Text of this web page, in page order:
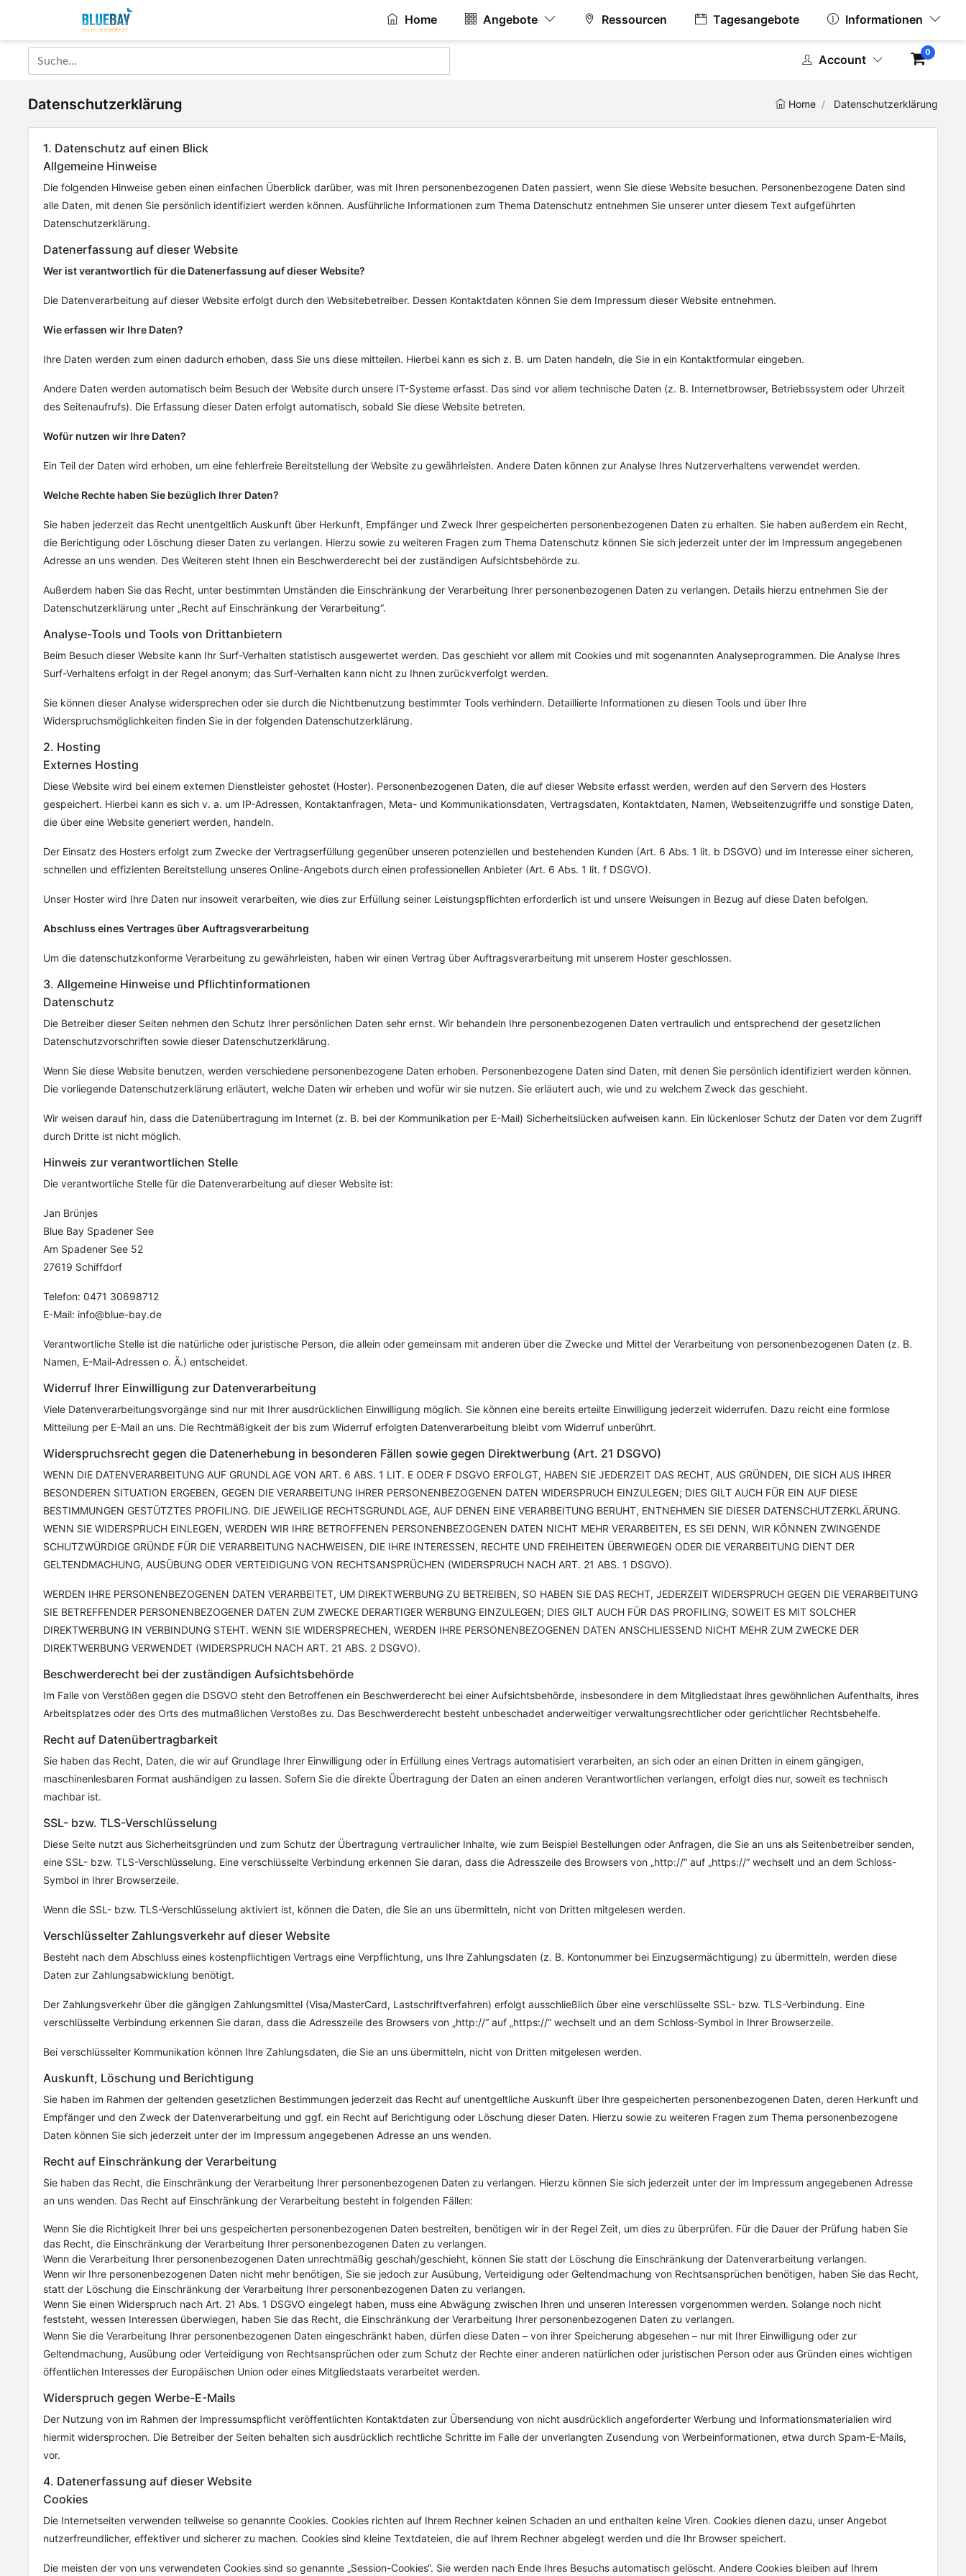
Home Angebote Ressourcen Tagesangebote Informationen
0
Account
Datenschutzerklärung Home Datenschutzerklärung
1. Datenschutz auf einen Blick
Allgemeine Hinweise
Die folgenden Hinweise geben einen einfachen Überblick darüber, was mit Ihren personenbezogenen Daten passiert, wenn Sie diese Website besuchen. Personenbezogene Daten sind
alle Daten, mit denen Sie persönlich identifiziert werden können. Ausführliche Informationen zum Thema Datenschutz entnehmen Sie unserer unter diesem Text aufgeführten
Datenschutzerklärung.
Datenerfassung auf dieser Website
Wer ist verantwortlich für die Datenerfassung auf dieser Website?
Die Datenverarbeitung auf dieser Website erfolgt durch den Websitebetreiber. Dessen Kontaktdaten können Sie dem Impressum dieser Website entnehmen.
Wie erfassen wir Ihre Daten?
Ihre Daten werden zum einen dadurch erhoben, dass Sie uns diese mitteilen. Hierbei kann es sich z. B. um Daten handeln, die Sie in ein Kontaktformular eingeben.
Andere Daten werden automatisch beim Besuch der Website durch unsere IT-Systeme erfasst. Das sind vor allem technische Daten (z. B. Internetbrowser, Betriebssystem oder Uhrzeit
des Seitenaufrufs). Die Erfassung dieser Daten erfolgt automatisch, sobald Sie diese Website betreten.
Wofür nutzen wir Ihre Daten?
Ein Teil der Daten wird erhoben, um eine fehlerfreie Bereitstellung der Website zu gewährleisten. Andere Daten können zur Analyse Ihres Nutzerverhaltens verwendet werden.
Welche Rechte haben Sie bezüglich Ihrer Daten?
Sie haben jederzeit das Recht unentgeltlich Auskunft über Herkunft, Empfänger und Zweck Ihrer gespeicherten personenbezogenen Daten zu erhalten. Sie haben außerdem ein Recht,
die Berichtigung oder Löschung dieser Daten zu verlangen. Hierzu sowie zu weiteren Fragen zum Thema Datenschutz können Sie sich jederzeit unter der im Impressum angegebenen
Adresse an uns wenden. Des Weiteren steht Ihnen ein Beschwerderecht bei der zuständigen Aufsichtsbehörde zu.
Außerdem haben Sie das Recht, unter bestimmten Umständen die Einschränkung der Verarbeitung Ihrer personenbezogenen Daten zu verlangen. Details hierzu entnehmen Sie der
Datenschutzerklärung unter „Recht auf Einschränkung der Verarbeitung“.
Analyse-Tools und Tools von Drittanbietern
Beim Besuch dieser Website kann Ihr Surf-Verhalten statistisch ausgewertet werden. Das geschieht vor allem mit Cookies und mit sogenannten Analyseprogrammen. Die Analyse Ihres
Surf-Verhaltens erfolgt in der Regel anonym; das Surf-Verhalten kann nicht zu Ihnen zurückverfolgt werden.
Sie können dieser Analyse widersprechen oder sie durch die Nichtbenutzung bestimmter Tools verhindern. Detaillierte Informationen zu diesen Tools und über Ihre
Widerspruchsmöglichkeiten finden Sie in der folgenden Datenschutzerklärung.
2. Hosting
Externes Hosting
Diese Website wird bei einem externen Dienstleister gehostet (Hoster). Personenbezogenen Daten, die auf dieser Website erfasst werden, werden auf den Servern des Hosters
gespeichert. Hierbei kann es sich v. a. um IP-Adressen, Kontaktanfragen, Meta- und Kommunikationsdaten, Vertragsdaten, Kontaktdaten, Namen, Webseitenzugriffe und sonstige Daten,
die über eine Website generiert werden, handeln.
Der Einsatz des Hosters erfolgt zum Zwecke der Vertragserfüllung gegenüber unseren potenziellen und bestehenden Kunden (Art. 6 Abs. 1 lit. b DSGVO) und im Interesse einer sicheren,
schnellen und effizienten Bereitstellung unseres Online-Angebots durch einen professionellen Anbieter (Art. 6 Abs. 1 lit. f DSGVO).
Unser Hoster wird Ihre Daten nur insoweit verarbeiten, wie dies zur Erfüllung seiner Leistungspflichten erforderlich ist und unsere Weisungen in Bezug auf diese Daten befolgen.
Abschluss eines Vertrages über Auftragsverarbeitung
Um die datenschutzkonforme Verarbeitung zu gewährleisten, haben wir einen Vertrag über Auftragsverarbeitung mit unserem Hoster geschlossen.
3. Allgemeine Hinweise und Pflichtinformationen
Datenschutz
Die Betreiber dieser Seiten nehmen den Schutz Ihrer persönlichen Daten sehr ernst. Wir behandeln Ihre personenbezogenen Daten vertraulich und entsprechend der gesetzlichen
Datenschutzvorschriften sowie dieser Datenschutzerklärung.
Wenn Sie diese Website benutzen, werden verschiedene personenbezogene Daten erhoben. Personenbezogene Daten sind Daten, mit denen Sie persönlich identifiziert werden können.
Die vorliegende Datenschutzerklärung erläutert, welche Daten wir erheben und wofür wir sie nutzen. Sie erläutert auch, wie und zu welchem Zweck das geschieht.
Wir weisen darauf hin, dass die Datenübertragung im Internet (z. B. bei der Kommunikation per E-Mail) Sicherheitslücken aufweisen kann. Ein lückenloser Schutz der Daten vor dem Zugriff
durch Dritte ist nicht möglich.
Hinweis zur verantwortlichen Stelle
Die verantwortliche Stelle für die Datenverarbeitung auf dieser Website ist:
Jan Brünjes
Blue Bay Spadener See
Am Spadener See 52
27619 Schiffdorf
Telefon: 0471 30698712
E-Mail: info@blue-bay.de
Verantwortliche Stelle ist die natürliche oder juristische Person, die allein oder gemeinsam mit anderen über die Zwecke und Mittel der Verarbeitung von personenbezogenen Daten (z. B.
Namen, E-Mail-Adressen o. Ä.) entscheidet.
Widerruf Ihrer Einwilligung zur Datenverarbeitung
Viele Datenverarbeitungsvorgänge sind nur mit Ihrer ausdrücklichen Einwilligung möglich. Sie können eine bereits erteilte Einwilligung jederzeit widerrufen. Dazu reicht eine formlose
Mitteilung per E-Mail an uns. Die Rechtmäßigkeit der bis zum Widerruf erfolgten Datenverarbeitung bleibt vom Widerruf unberührt.
Widerspruchsrecht gegen die Datenerhebung in besonderen Fällen sowie gegen Direktwerbung (Art. 21 DSGVO)
WENN DIE DATENVERARBEITUNG AUF GRUNDLAGE VON ART. 6 ABS. 1 LIT. E ODER F DSGVO ERFOLGT, HABEN SIE JEDERZEIT DAS RECHT, AUS GRÜNDEN, DIE SICH AUS IHRER
BESONDEREN SITUATION ERGEBEN, GEGEN DIE VERARBEITUNG IHRER PERSONENBEZOGENEN DATEN WIDERSPRUCH EINZULEGEN; DIES GILT AUCH FÜR EIN AUF DIESE
BESTIMMUNGEN GESTÜTZTES PROFILING. DIE JEWEILIGE RECHTSGRUNDLAGE, AUF DENEN EINE VERARBEITUNG BERUHT, ENTNEHMEN SIE DIESER DATENSCHUTZERKLÄRUNG.
WENN SIE WIDERSPRUCH EINLEGEN, WERDEN WIR IHRE BETROFFENEN PERSONENBEZOGENEN DATEN NICHT MEHR VERARBEITEN, ES SEI DENN, WIR KÖNNEN ZWINGENDE
SCHUTZWÜRDIGE GRÜNDE FÜR DIE VERARBEITUNG NACHWEISEN, DIE IHRE INTERESSEN, RECHTE UND FREIHEITEN ÜBERWIEGEN ODER DIE VERARBEITUNG DIENT DER
GELTENDMACHUNG, AUSÜBUNG ODER VERTEIDIGUNG VON RECHTSANSPRÜCHEN (WIDERSPRUCH NACH ART. 21 ABS. 1 DSGVO).
WERDEN IHRE PERSONENBEZOGENEN DATEN VERARBEITET, UM DIREKTWERBUNG ZU BETREIBEN, SO HABEN SIE DAS RECHT, JEDERZEIT WIDERSPRUCH GEGEN DIE VERARBEITUNG
SIE BETREFFENDER PERSONENBEZOGENER DATEN ZUM ZWECKE DERARTIGER WERBUNG EINZULEGEN; DIES GILT AUCH FÜR DAS PROFILING, SOWEIT ES MIT SOLCHER
DIREKTWERBUNG IN VERBINDUNG STEHT. WENN SIE WIDERSPRECHEN, WERDEN IHRE PERSONENBEZOGENEN DATEN ANSCHLIESSEND NICHT MEHR ZUM ZWECKE DER
DIREKTWERBUNG VERWENDET (WIDERSPRUCH NACH ART. 21 ABS. 2 DSGVO).
Beschwerderecht bei der zuständigen Aufsichtsbehörde
Im Falle von Verstößen gegen die DSGVO steht den Betroffenen ein Beschwerderecht bei einer Aufsichtsbehörde, insbesondere in dem Mitgliedstaat ihres gewöhnlichen Aufenthalts, ihres
Arbeitsplatzes oder des Orts des mutmaßlichen Verstoßes zu. Das Beschwerderecht besteht unbeschadet anderweitiger verwaltungsrechtlicher oder gerichtlicher Rechtsbehelfe.
Recht auf Datenübertragbarkeit
Sie haben das Recht, Daten, die wir auf Grundlage Ihrer Einwilligung oder in Erfüllung eines Vertrags automatisiert verarbeiten, an sich oder an einen Dritten in einem gängigen,
maschinenlesbaren Format aushändigen zu lassen. Sofern Sie die direkte Übertragung der Daten an einen anderen Verantwortlichen verlangen, erfolgt dies nur, soweit es technisch
machbar ist.
SSL- bzw. TLS-Verschlüsselung
Diese Seite nutzt aus Sicherheitsgründen und zum Schutz der Übertragung vertraulicher Inhalte, wie zum Beispiel Bestellungen oder Anfragen, die Sie an uns als Seitenbetreiber senden,
eine SSL- bzw. TLS-Verschlüsselung. Eine verschlüsselte Verbindung erkennen Sie daran, dass die Adresszeile des Browsers von „http://“ auf „https://“ wechselt und an dem Schloss-
Symbol in Ihrer Browserzeile.
Wenn die SSL- bzw. TLS-Verschlüsselung aktiviert ist, können die Daten, die Sie an uns übermitteln, nicht von Dritten mitgelesen werden.
Verschlüsselter Zahlungsverkehr auf dieser Website
Besteht nach dem Abschluss eines kostenpflichtigen Vertrags eine Verpflichtung, uns Ihre Zahlungsdaten (z. B. Kontonummer bei Einzugsermächtigung) zu übermitteln, werden diese
Daten zur Zahlungsabwicklung benötigt.
Der Zahlungsverkehr über die gängigen Zahlungsmittel (Visa/MasterCard, Lastschriftverfahren) erfolgt ausschließlich über eine verschlüsselte SSL- bzw. TLS-Verbindung. Eine
verschlüsselte Verbindung erkennen Sie daran, dass die Adresszeile des Browsers von „http://“ auf „https://“ wechselt und an dem Schloss-Symbol in Ihrer Browserzeile.
Bei verschlüsselter Kommunikation können Ihre Zahlungsdaten, die Sie an uns übermitteln, nicht von Dritten mitgelesen werden.
Auskunft, Löschung und Berichtigung
Sie haben im Rahmen der geltenden gesetzlichen Bestimmungen jederzeit das Recht auf unentgeltliche Auskunft über Ihre gespeicherten personenbezogenen Daten, deren Herkunft und
Empfänger und den Zweck der Datenverarbeitung und ggf. ein Recht auf Berichtigung oder Löschung dieser Daten. Hierzu sowie zu weiteren Fragen zum Thema personenbezogene
Daten können Sie sich jederzeit unter der im Impressum angegebenen Adresse an uns wenden.
Recht auf Einschränkung der Verarbeitung
Sie haben das Recht, die Einschränkung der Verarbeitung Ihrer personenbezogenen Daten zu verlangen. Hierzu können Sie sich jederzeit unter der im Impressum angegebenen Adresse
an uns wenden. Das Recht auf Einschränkung der Verarbeitung besteht in folgenden Fällen:
Wenn Sie die Richtigkeit Ihrer bei uns gespeicherten personenbezogenen Daten bestreiten, benötigen wir in der Regel Zeit, um dies zu überprüfen. Für die Dauer der Prüfung haben Sie
das Recht, die Einschränkung der Verarbeitung Ihrer personenbezogenen Daten zu verlangen.
Wenn die Verarbeitung Ihrer personenbezogenen Daten unrechtmäßig geschah/geschieht, können Sie statt der Löschung die Einschränkung der Datenverarbeitung verlangen.
Wenn wir Ihre personenbezogenen Daten nicht mehr benötigen, Sie sie jedoch zur Ausübung, Verteidigung oder Geltendmachung von Rechtsansprüchen benötigen, haben Sie das Recht,
statt der Löschung die Einschränkung der Verarbeitung Ihrer personenbezogenen Daten zu verlangen.
Wenn Sie einen Widerspruch nach Art. 21 Abs. 1 DSGVO eingelegt haben, muss eine Abwägung zwischen Ihren und unseren Interessen vorgenommen werden. Solange noch nicht
feststeht, wessen Interessen überwiegen, haben Sie das Recht, die Einschränkung der Verarbeitung Ihrer personenbezogenen Daten zu verlangen.
Wenn Sie die Verarbeitung Ihrer personenbezogenen Daten eingeschränkt haben, dürfen diese Daten – von ihrer Speicherung abgesehen – nur mit Ihrer Einwilligung oder zur
Geltendmachung, Ausübung oder Verteidigung von Rechtsansprüchen oder zum Schutz der Rechte einer anderen natürlichen oder juristischen Person oder aus Gründen eines wichtigen
öffentlichen Interesses der Europäischen Union oder eines Mitgliedstaats verarbeitet werden.
Widerspruch gegen Werbe-E-Mails
Der Nutzung von im Rahmen der Impressumspflicht veröffentlichten Kontaktdaten zur Übersendung von nicht ausdrücklich angeforderter Werbung und Informationsmaterialien wird
hiermit widersprochen. Die Betreiber der Seiten behalten sich ausdrücklich rechtliche Schritte im Falle der unverlangten Zusendung von Werbeinformationen, etwa durch Spam-E-Mails,
vor.
4. Datenerfassung auf dieser Website
Cookies
Die Internetseiten verwenden teilweise so genannte Cookies. Cookies richten auf Ihrem Rechner keinen Schaden an und enthalten keine Viren. Cookies dienen dazu, unser Angebot
nutzerfreundlicher, effektiver und sicherer zu machen. Cookies sind kleine Textdateien, die auf Ihrem Rechner abgelegt werden und die Ihr Browser speichert.
Die meisten der von uns verwendeten Cookies sind so genannte „Session-Cookies“. Sie werden nach Ende Ihres Besuchs automatisch gelöscht. Andere Cookies bleiben auf Ihrem